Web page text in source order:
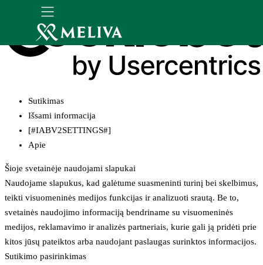
Sutikimas
Išsami informacija
[#IABV2SETTINGS#]
Apie
Šioje svetainėje naudojami slapukai
Naudojame slapukus, kad galėtume suasmeninti turinį bei skelbimus,
teikti visuomeninės medijos funkcijas ir analizuoti srautą. Be to,
svetainės naudojimo informaciją bendriname su visuomeninės
medijos, reklamavimo ir analizės partneriais, kurie gali ją pridėti prie
kitos jūsų pateiktos arba naudojant paslaugas surinktos informacijos.
Sutikimo pasirinkimas